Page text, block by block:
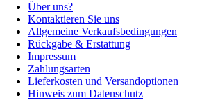
Über uns?
Kontaktieren Sie uns
Allgemeine Verkaufsbedingungen
Rückgabe & Erstattung
Impressum
Zahlungsarten
Lieferkosten und Versandoptionen
Hinweis zum Datenschutz